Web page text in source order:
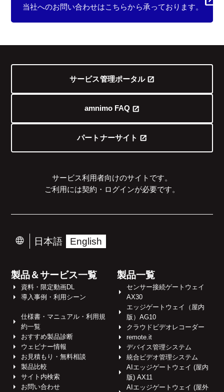
当社へのお問い合わせはこちらから承っております。
サービス管理ポータル
amnimo FAQ
パートナーサイト
サービス利用者向けのサイトです。
ご利用には契約・ログインが必要です。
日本語 English
製品＆サービス一覧
資料・限定動画DL
導入事例・利用シーン
仕様書・マニュアル・利用規
約一覧
おすすめ製品診断
ウェビナー情報
お見積もり・無料相談
製品比較
サイト内検索
お問い合わせ
製品一覧
センサー接続ゲートウェイ
AX30
エッジゲートウェイ（屋内
版）AG10
クラウドビデオレコーダー
remote.it
デバイス管理システム
統合ビデオ管理システム
AIエッジゲートウェイ (屋内
版) AX11
AIエッジゲートウェイ (屋外